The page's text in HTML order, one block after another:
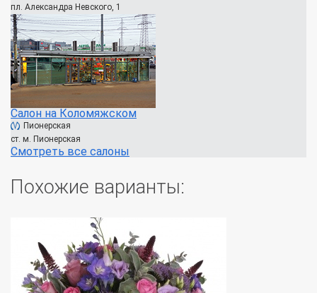
пл. Александра Невского, 1
Салон на Коломяжском
Пионерская
ст. м. Пионерская
Смотреть все салоны
Похожие варианты: